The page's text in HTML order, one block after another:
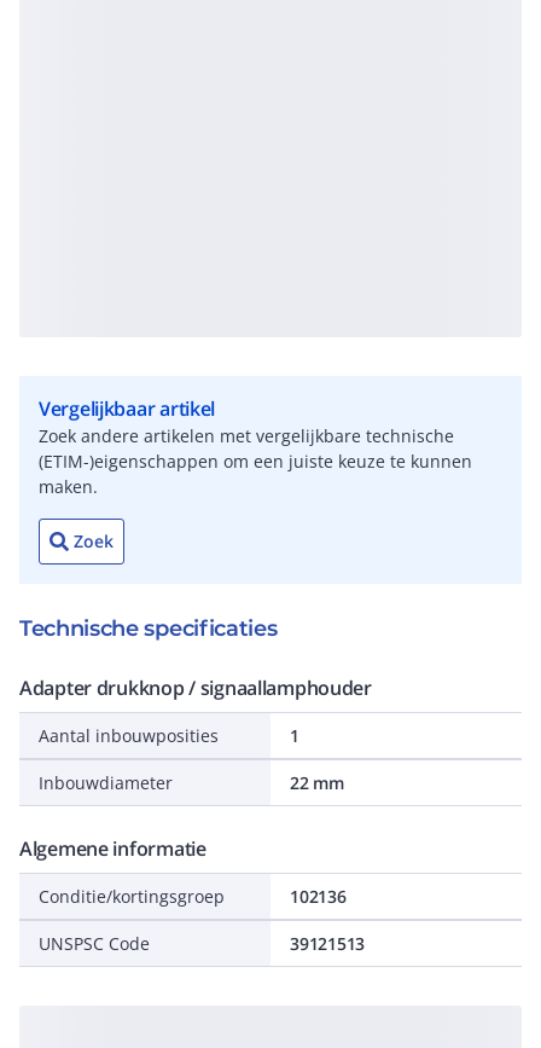
Vergelijkbaar artikel
Zoek andere artikelen met vergelijkbare technische
(ETIM-)eigenschappen om een juiste keuze te kunnen
maken.
Zoek
Technische specificaties
Adapter drukknop / signaallamphouder
Aantal inbouwposities 1
Inbouwdiameter 22 mm
Algemene informatie
Conditie/kortingsgroep 102136
UNSPSC Code 39121513